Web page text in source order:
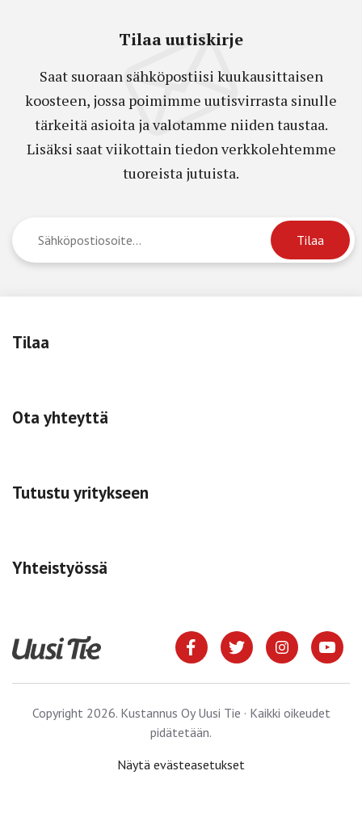
Tilaa uutiskirje
Saat suoraan sähköpostiisi kuukausittaisen
koosteen, jossa poimimme uutisvirrasta sinulle
tärkeitä asioita ja valotamme niiden taustaa.
Lisäksi saat viikottain tiedon verkkolehtemme
tuoreista jutuista.
Tilaa
Ota yhteyttä
Tutustu yritykseen
Yhteistyössä
Copyright 2026. Kustannus Oy Uusi Tie · Kaikki oikeudet
pidätetään.
Näytä evästeasetukset